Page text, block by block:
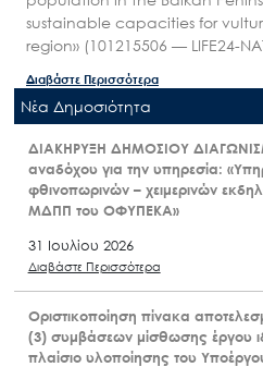
sustainable capacities for
region» (101215506 — LIFE24-
Διαβάστε Περισσότερα
Nέα Δημοσιότητα
ΔΙΑΚΗΡΥΞΗ ΔΗΜΟΣΙΟΥ
αναδόχου για την υπηρεσία:
φθινοπωρινών – χειμερινών
ΜΔΠΠ του ΟΦΥΠΕΚΑ»
31 Ιουλίου 2026
Διαβάστε Περισσότερα
Οριστικοποίηση πίνακα
(3) συμβάσεων μίσθωσης έργου
πλαίσιο υλοποίησης του